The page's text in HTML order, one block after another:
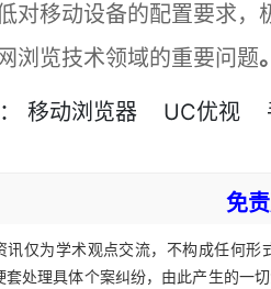
对移动设备的配置要求
浏览技术领域的重要问题
： 移动浏览器 UC优视
免
讯仅为学术观点交流，不构成任何
套处理具体个案纠纷，由此产生的一